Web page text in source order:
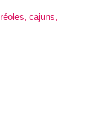
cajuns,